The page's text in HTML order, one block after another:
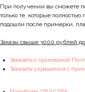
При получении вы сможете
только те, которые
подошли после примерки,
Заказы свыше 3000 рублей
Заказать с примеркой
Заказать украшения с